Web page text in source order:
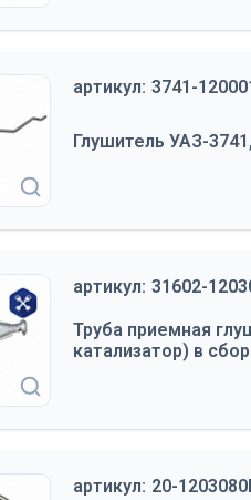
артикул: 3741-
Глушитель УАЗ-
артикул: 31602-
Труба приемная
катализатор) в
артикул: 20-